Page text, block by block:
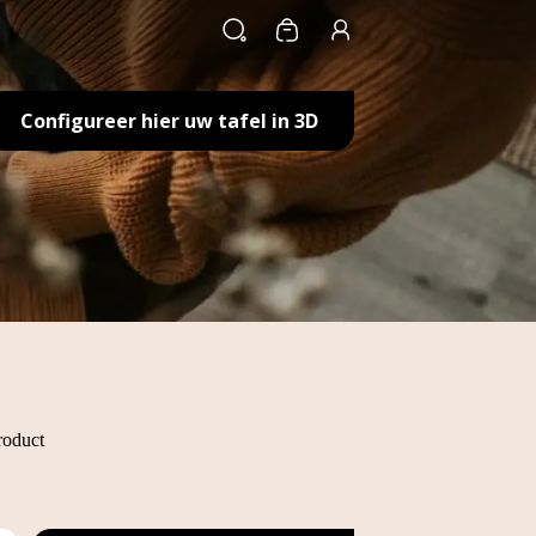
Winkelwagen
Configureer hier uw tafel in 3D